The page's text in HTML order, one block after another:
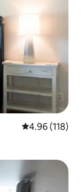
औसत रेटिंग 5 में से
4.96 (118)